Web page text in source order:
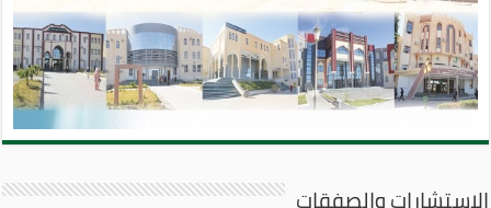
الإستشارات والصفقات